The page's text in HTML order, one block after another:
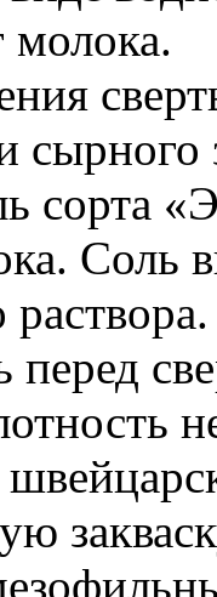
молока.
сорта
Соль
перед